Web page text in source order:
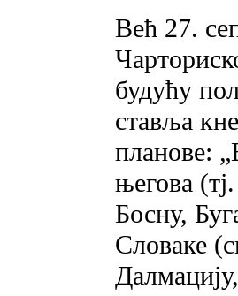
Већ 27.
будућу
ставља
планове:
његова
Босну,
Словаке